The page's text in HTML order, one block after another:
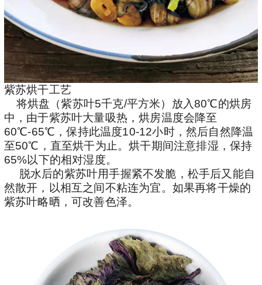
紫苏烘干工艺
将烘盘（紫苏叶5千克/平方米）放入80℃的烘房
中，由于紫苏叶大量吸热，烘房温度会降至
60℃-65℃，保持此温度10-12小时，然后自然降温
至50℃，直至烘干为止。烘干期间注意排湿，保持
65%以下的相对湿度。
脱水后的紫苏叶用手握紧不发脆，松手后又能自
然散开，以相互之间不粘连为宜。如果再将干燥的
紫苏叶略晒，可改善色泽。